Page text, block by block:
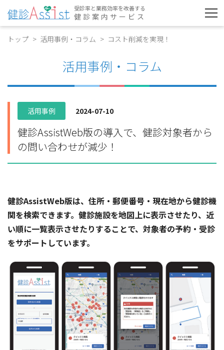
受診率と業務効率を改善する
健診案内サービス
トップ 活用事例・コラム コスト削減を実現！
活用事例・コラム
活用事例 2024-07-10
健診AssistWeb版の導入で、健診対象者から
の問い合わせが減少！
健診AssistWeb版は、住所・郵便番号・現在地から健診機
関を検索できます。健診施設を地図上に表示させたり、近
い順に一覧表示させたりすることで、対象者の予約・受診
をサポートしています。